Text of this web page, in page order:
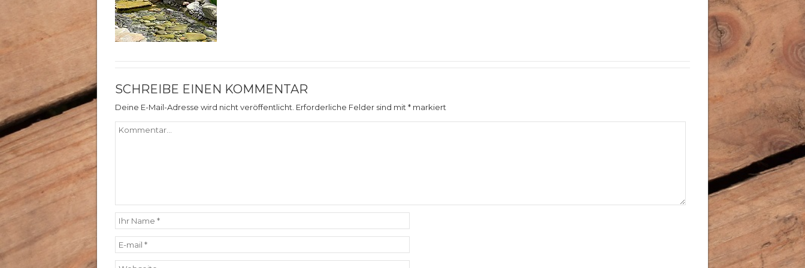
SCHREIBE EINEN KOMMENTAR
Deine E-Mail-Adresse wird nicht veröffentlicht. Erforderliche Felder sind mit * markiert